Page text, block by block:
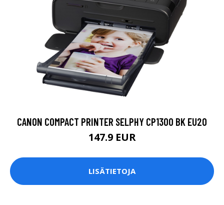
CANON COMPACT PRINTER SELPHY CP1300 BK EU20
147.9 EUR
LISÄTIETOJA